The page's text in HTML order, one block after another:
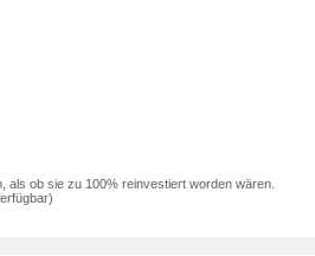
als ob sie zu 100% reinvestiert worden wären.